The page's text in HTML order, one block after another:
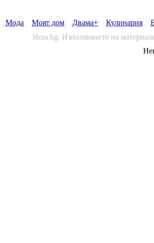
Мода Моят дом Двама+ Кулинария
Hera.bg. Използването на